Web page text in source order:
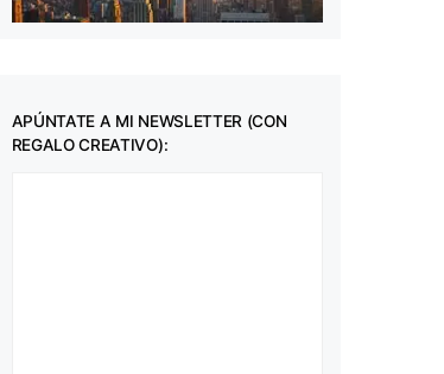
APÚNTATE A MI NEWSLETTER (CON
REGALO CREATIVO):